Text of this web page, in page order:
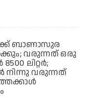
ബാണാസുര
വരുന്നത് ഒരു
ലിറ്റര്‍;
നിന്നു വരുന്നത്